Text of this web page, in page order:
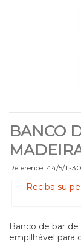
BANCO
Reference: 44/5/T-
Reciba su
Banco de bar
empilhável para